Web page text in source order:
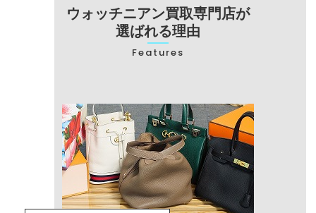
ウォッチニアン買取専門店が
選ばれる理由
Features